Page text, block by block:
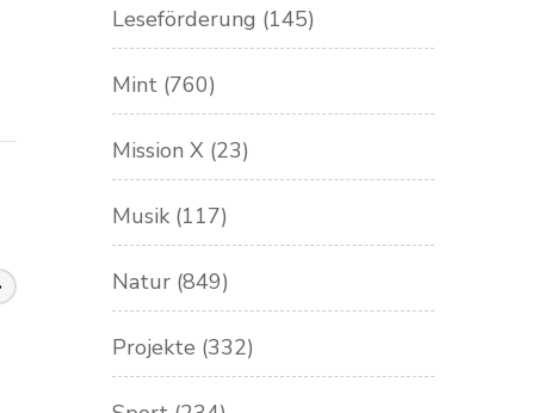
Leseförderung (145)
Mint (760)
Mission X (23)
Musik (117)
Natur (849)
Projekte (332)